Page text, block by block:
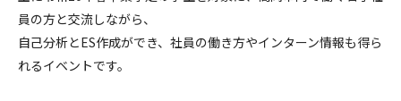
員の方と交流しながら、
自己分析とES作成ができ、社員の働き方やインターン情報も得ら
れるイベントです。